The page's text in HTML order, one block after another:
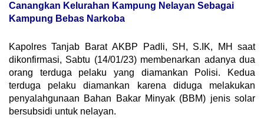
Canangkan Kelurahan Kampung Nelayan Sebagai
Kampung Bebas Narkoba
Kapolres Tanjab Barat AKBP Padli, SH, S.IK, MH saat
dikonfirmasi, Sabtu (14/01/23) membenarkan adanya dua
orang terduga pelaku yang diamankan Polisi. Kedua
terduga pelaku diamankan karena diduga melakukan
penyalahgunaan Bahan Bakar Minyak (BBM) jenis solar
bersubsidi untuk nelayan.